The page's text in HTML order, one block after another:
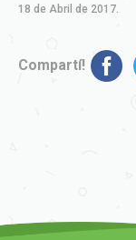
18 de Abril de 2017.
Compartí!